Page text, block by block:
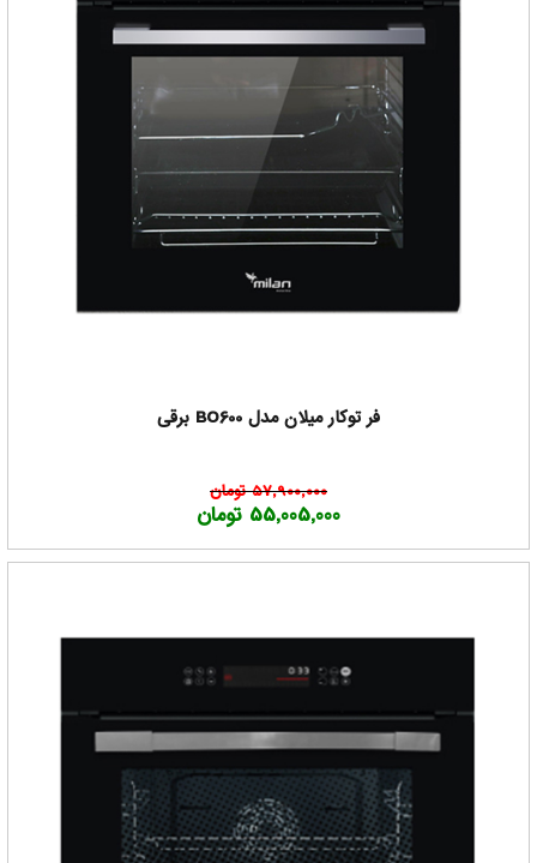
فر توکار میلان مدل BO600 برقی
57,900,000 تومان
55,005,000 تومان